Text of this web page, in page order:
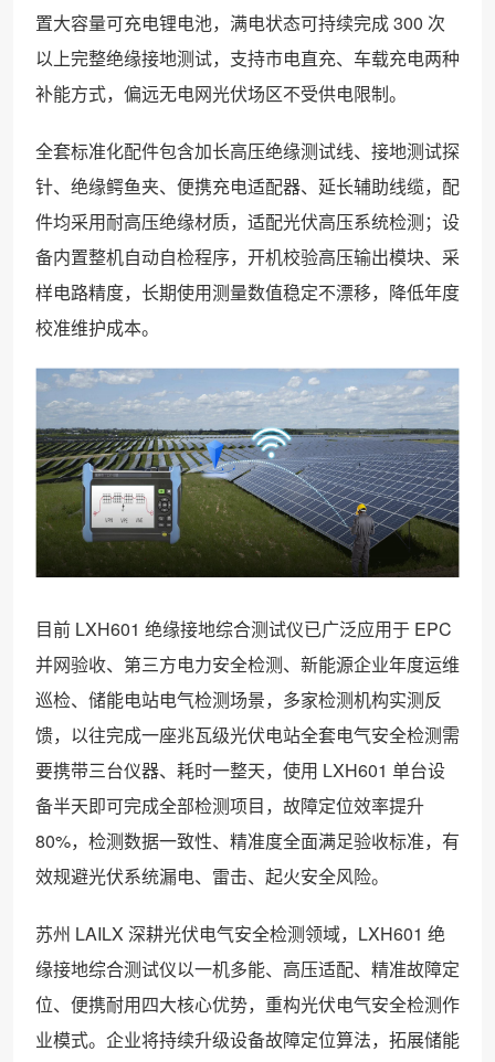
置大容量可充电锂电池，满电状态可持续完成 300 次
以上完整绝缘接地测试，支持市电直充、车载充电两种
补能方式，偏远无电网光伏场区不受供电限制。
全套标准化配件包含加长高压绝缘测试线、接地测试探
针、绝缘鳄鱼夹、便携充电适配器、延长辅助线缆，配
件均采用耐高压绝缘材质，适配光伏高压系统检测；设
备内置整机自动自检程序，开机校验高压输出模块、采
样电路精度，长期使用测量数值稳定不漂移，降低年度
校准维护成本。
目前 LXH601 绝缘接地综合测试仪已广泛应用于 EPC
并网验收、第三方电力安全检测、新能源企业年度运维
巡检、储能电站电气检测场景，多家检测机构实测反
馈，以往完成一座兆瓦级光伏电站全套电气安全检测需
要携带三台仪器、耗时一整天，使用 LXH601 单台设
备半天即可完成全部检测项目，故障定位效率提升
80%，检测数据一致性、精准度全面满足验收标准，有
效规避光伏系统漏电、雷击、起火安全风险。
苏州 LAILX 深耕光伏电气安全检测领域，LXH601 绝
缘接地综合测试仪以一机多能、高压适配、精准故障定
位、便携耐用四大核心优势，重构光伏电气安全检测作
业模式。企业将持续升级设备故障定位算法，拓展储能